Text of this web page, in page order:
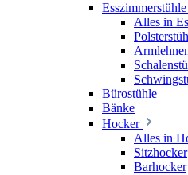
Esszimmerstühle
Alles in
Bürostühle
Bänke
Hocker
Alles in
Sitzhocker
Barhocker